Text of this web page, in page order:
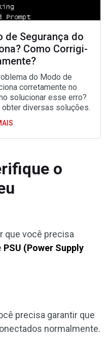
de Segurança do
Como Corrigi-
do Modo de
corretamente no
solucionar esse erro?
diversas soluções.
o
que você precisa
PSU (Power Supply
precisa garantir que
normalmente.